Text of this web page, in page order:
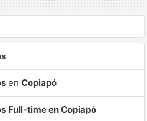
en Copiapó
Full-time en Copiapó